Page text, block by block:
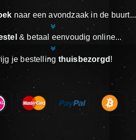
naar een avondzaak in de buurt...
& betaal eenvoudig online...
je bestelling thuisbezorgd !